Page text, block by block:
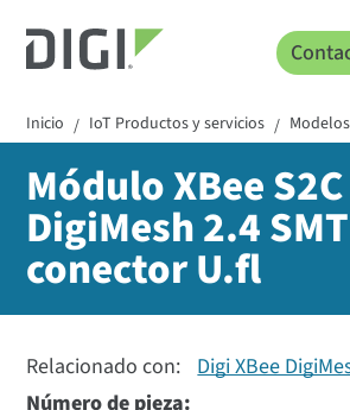
Inicio / IoT Productos y servicios / Modelos
Módulo XBee S2C
DigiMesh 2.4
conector U.fl
Relacionado con: Digi XBee
Número de pieza: